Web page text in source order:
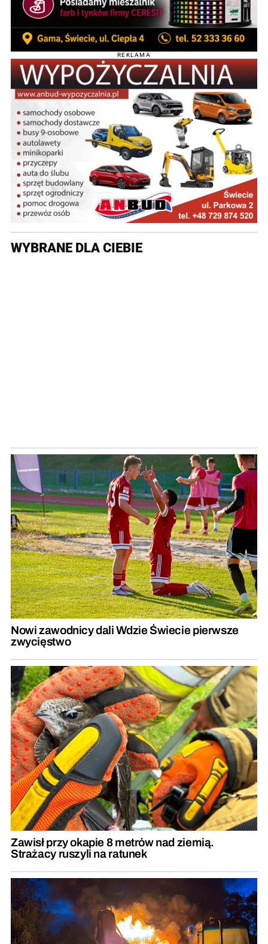
REKLAMA
WYBRANE DLA CIEBIE
Nowi zawodnicy dali Wdzie Świecie pierwsze
zwycięstwo
Zawisł przy okapie 8 metrów nad ziemią.
Strażacy ruszyli na ratunek